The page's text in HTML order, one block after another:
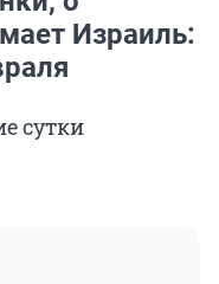
Израиль:
сутки